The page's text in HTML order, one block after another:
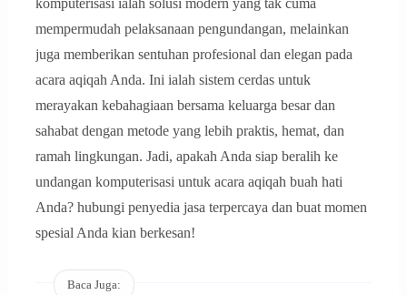
komputerisasi ialah solusi modern yang tak cuma
mempermudah pelaksanaan pengundangan, melainkan
juga memberikan sentuhan profesional dan elegan pada
acara aqiqah Anda. Ini ialah sistem cerdas untuk
merayakan kebahagiaan bersama keluarga besar dan
sahabat dengan metode yang lebih praktis, hemat, dan
ramah lingkungan. Jadi, apakah Anda siap beralih ke
undangan komputerisasi untuk acara aqiqah buah hati
Anda? hubungi penyedia jasa terpercaya dan buat momen
spesial Anda kian berkesan!
Baca Juga: